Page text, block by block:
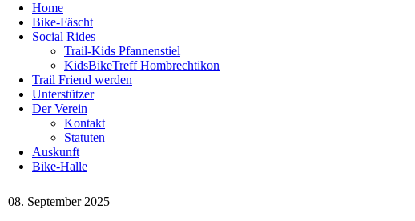
Home
Bike-Fäscht
Social Rides
Trail-Kids Pfannenstiel
KidsBikeTreff Hombrechtikon
Trail Friend werden
Unterstützer
Der Verein
Kontakt
Statuten
Auskunft
Bike-Halle
08. September 2025